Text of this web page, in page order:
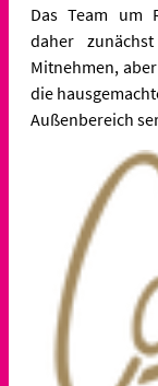
Das Team um
daher
Mitnehmen,
die
Außenbereich